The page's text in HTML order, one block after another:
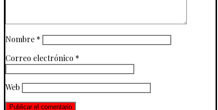
Nombre *
Correo electrónico *
Web